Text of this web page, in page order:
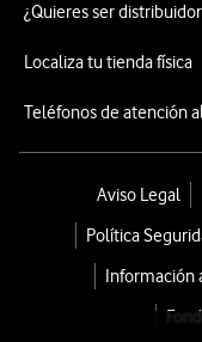
¿Quieres ser
Localiza tu tienda física
Teléfonos de atención
Aviso Legal
Política
Información